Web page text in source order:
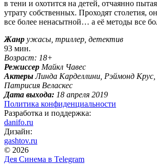
в тени и охотится на детей, отчаянно
утрату собственных. Проходят столетия,
все более ненасытной… а её методы все
Жанр ужасы, триллер, детектив
93 мин.
Возраст: 18+
Режиссер Майкл Чавес
Актеры Линда Карделлини, Рэймонд Крус,
Патрисия Веласкес
Дата выхода: 18 апреля 2019
Политика конфиденциальности
Разработка и поддержка:
danifo.ru
Дизайн:
gashtov.ru
© 2026
Дея Синема в Telegram